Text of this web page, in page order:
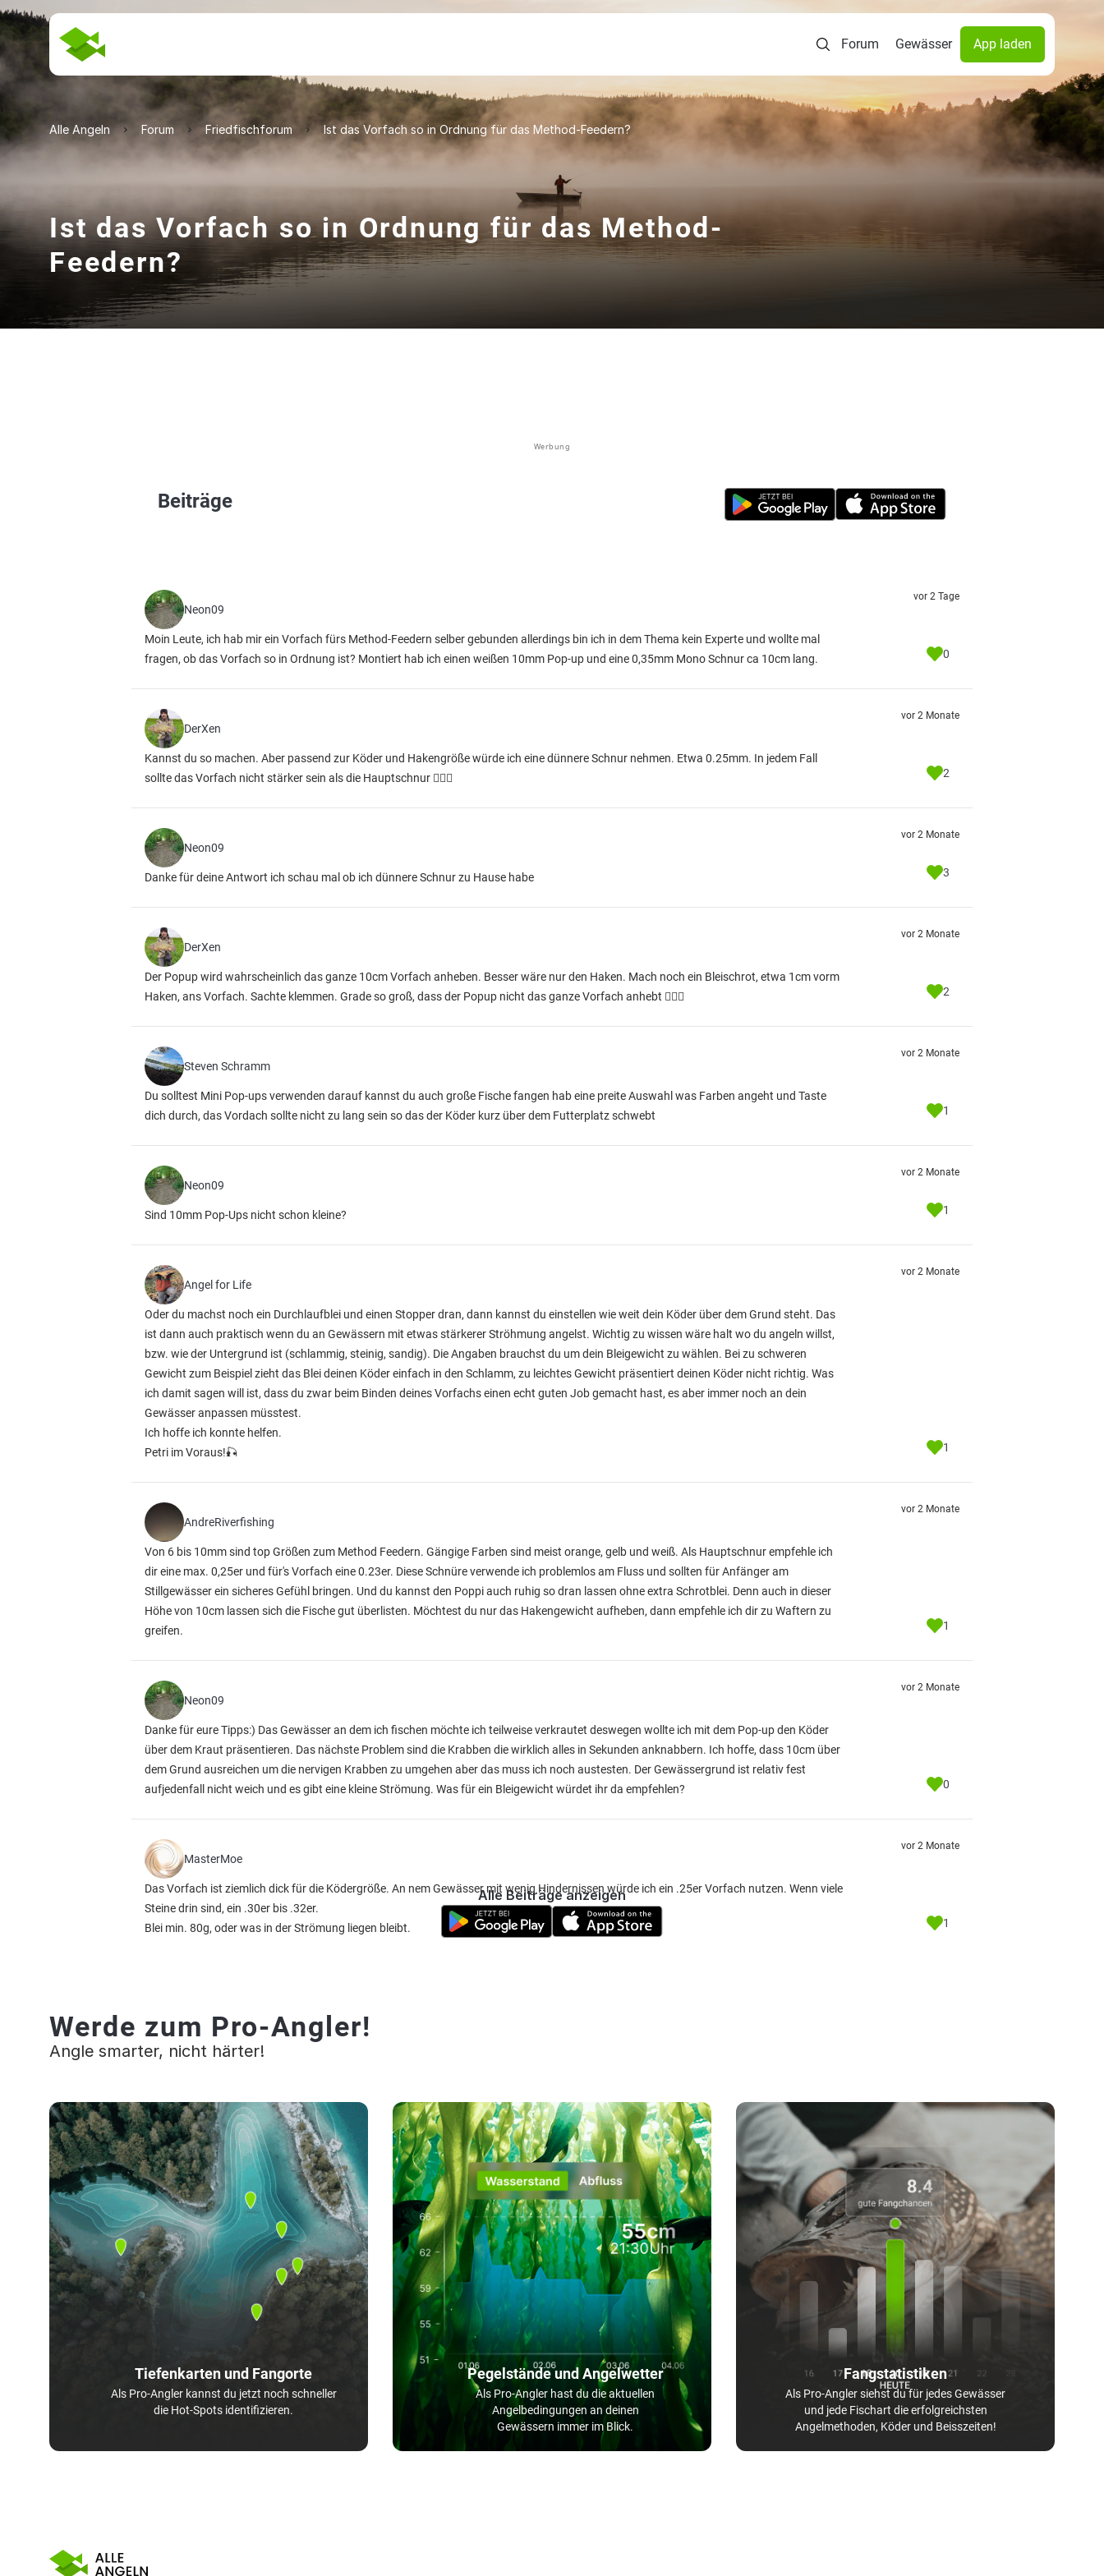
Forum Gewässer App laden
Alle Angeln Forum Friedfischforum Ist das Vorfach so in Ordnung für das Method-Feedern?
Ist das Vorfach so in Ordnung für das Method-
Feedern?
Werbung
Beiträge
Neon09
Moin Leute, ich hab mir ein Vorfach fürs Method-Feedern selber gebunden allerdings bin ich in dem Thema kein Experte und wollte mal
fragen, ob das Vorfach so in Ordnung ist? Montiert hab ich einen weißen 10mm Pop-up und eine 0,35mm Mono Schnur ca 10cm lang.
vor 2 Tage
0
DerXen
Kannst du so machen. Aber passend zur Köder und Hakengröße würde ich eine dünnere Schnur nehmen. Etwa 0.25mm. In jedem Fall
sollte das Vorfach nicht stärker sein als die Hauptschnur ✌🏻🎣
vor 2 Monate
2
Neon09
Danke für deine Antwort ich schau mal ob ich dünnere Schnur zu Hause habe
vor 2 Monate
3
DerXen
Der Popup wird wahrscheinlich das ganze 10cm Vorfach anheben. Besser wäre nur den Haken. Mach noch ein Bleischrot, etwa 1cm vorm
Haken, ans Vorfach. Sachte klemmen. Grade so groß, dass der Popup nicht das ganze Vorfach anhebt ✌🏻🎣
vor 2 Monate
2
Steven Schramm
Du solltest Mini Pop-ups verwenden darauf kannst du auch große Fische fangen hab eine preite Auswahl was Farben angeht und Taste
dich durch, das Vordach sollte nicht zu lang sein so das der Köder kurz über dem Futterplatz schwebt
vor 2 Monate
1
Neon09
Sind 10mm Pop-Ups nicht schon kleine?
vor 2 Monate
1
Angel for Life
Oder du machst noch ein Durchlaufblei und einen Stopper dran, dann kannst du einstellen wie weit dein Köder über dem Grund steht. Das
ist dann auch praktisch wenn du an Gewässern mit etwas stärkerer Ströhmung angelst. Wichtig zu wissen wäre halt wo du angeln willst,
bzw. wie der Untergrund ist (schlammig, steinig, sandig). Die Angaben brauchst du um dein Bleigewicht zu wählen. Bei zu schweren
Gewicht zum Beispiel zieht das Blei deinen Köder einfach in den Schlamm, zu leichtes Gewicht präsentiert deinen Köder nicht richtig. Was
ich damit sagen will ist, dass du zwar beim Binden deines Vorfachs einen echt guten Job gemacht hast, es aber immer noch an dein
Gewässer anpassen müsstest.
Ich hoffe ich konnte helfen.
Petri im Voraus!🎣
vor 2 Monate
1
AndreRiverfishing
Von 6 bis 10mm sind top Größen zum Method Feedern. Gängige Farben sind meist orange, gelb und weiß. Als Hauptschnur empfehle ich
dir eine max. 0,25er und für's Vorfach eine 0.23er. Diese Schnüre verwende ich problemlos am Fluss und sollten für Anfänger am
Stillgewässer ein sicheres Gefühl bringen. Und du kannst den Poppi auch ruhig so dran lassen ohne extra Schrotblei. Denn auch in dieser
Höhe von 10cm lassen sich die Fische gut überlisten. Möchtest du nur das Hakengewicht aufheben, dann empfehle ich dir zu Waftern zu
greifen.
vor 2 Monate
1
Neon09
Danke für eure Tipps:) Das Gewässer an dem ich fischen möchte ich teilweise verkrautet deswegen wollte ich mit dem Pop-up den Köder
über dem Kraut präsentieren. Das nächste Problem sind die Krabben die wirklich alles in Sekunden anknabbern. Ich hoffe, dass 10cm über
dem Grund ausreichen um die nervigen Krabben zu umgehen aber das muss ich noch austesten. Der Gewässergrund ist relativ fest
aufjedenfall nicht weich und es gibt eine kleine Strömung. Was für ein Bleigewicht würdet ihr da empfehlen?
vor 2 Monate
0
MasterMoe
Das Vorfach ist ziemlich dick für die Ködergröße. An nem Gewässer mit wenig Hindernissen würde ich ein .25er Vorfach nutzen. Wenn viele
Steine drin sind, ein .30er bis .32er.
Blei min. 80g, oder was in der Strömung liegen bleibt.
vor 2 Monate
1
Alle Beiträge anzeigen
Werde zum Pro-Angler!
Angle smarter, nicht härter!
Tiefenkarten und Fangorte
Als Pro-Angler kannst du jetzt noch schneller
die Hot-Spots identifizieren.
Pegelstände und Angelwetter
Als Pro-Angler hast du die aktuellen
Angelbedingungen an deinen
Gewässern immer im Blick.
Fangstatistiken
Als Pro-Angler siehst du für jedes Gewässer
und jede Fischart die erfolgreichsten
Angelmethoden, Köder und Beisszeiten!